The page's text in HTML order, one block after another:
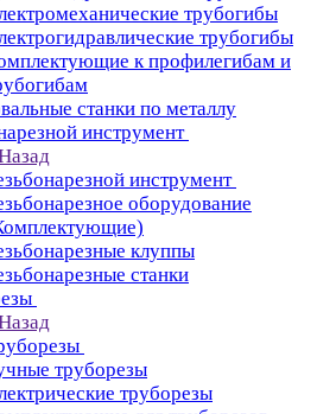
трубогибы
трубогибы
к профилегибам и
станки по металлу
инструмент
инструмент
оборудование
клуппы
станки
труборезы
труборезы